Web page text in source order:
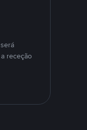
receção